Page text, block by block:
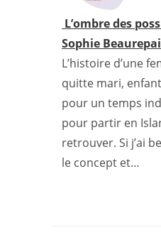
L’ombre des
Sophie
L’histoire d’une
quitte mari,
pour un temps
pour partir en
retrouver. Si j’ai
le concept et…